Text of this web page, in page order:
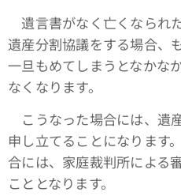
遺言書がなく亡くなられ
遺産分割協議をする場合、
一旦もめてしまうとなかな
なくなります。
こうなった場合には、遺
申し立てることになります
合には、家庭裁判所による
こととなります。